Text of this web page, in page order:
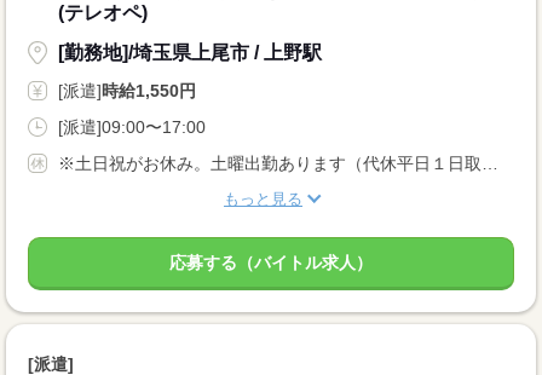
(テレオペ)
[勤務地]/埼玉県上尾市 / 上野駅
[派遣]時給1,550円
[派遣]09:00〜17:00
もっと見る
応募する（バイトル求人）
[派遣]